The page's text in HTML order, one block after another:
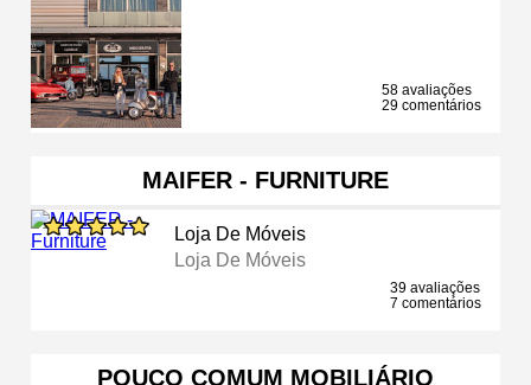
58 avaliações
29 comentários
MAIFER - FURNITURE
Loja De Móveis
Loja De Móveis
39 avaliações
7 comentários
POUCO COMUM MOBILIÁRIO